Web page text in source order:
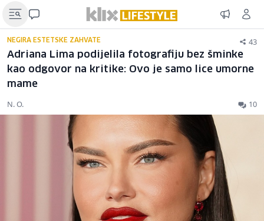
NEGIRA ESTETSKE ZAHVATE 43
Adriana Lima podijelila fotografiju bez šminke
kao odgovor na kritike: Ovo je samo lice umorne
mame
N. O. 10